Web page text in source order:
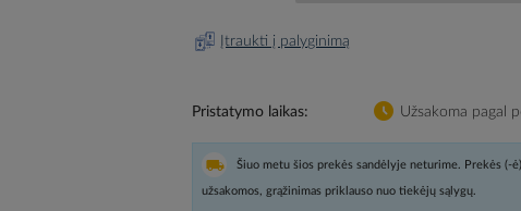
Įtraukti į palyginimą
Pristatymo laikas Užsakoma pagal
Šiuo metu šios prekės sandėlyje neturime. Prekės (-
užsakomos, grąžinimas priklauso nuo tiekėjų sąlygų.